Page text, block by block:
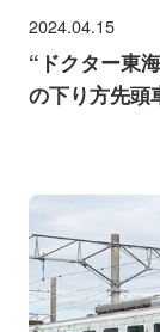
2024.04.15
“ドクター東
の下り方先頭